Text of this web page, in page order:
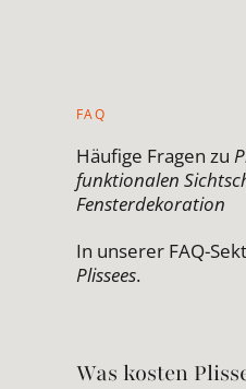
FAQ
Häufige Fragen zu
funktionalen
Fensterdekoration
In unserer FAQ-
Plissees.
Was kosten